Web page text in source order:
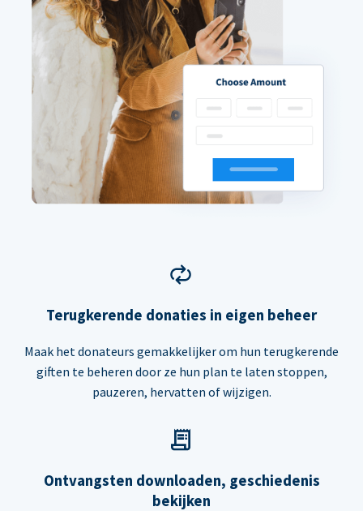
Terugkerende donaties in eigen beheer
Maak het donateurs gemakkelijker om hun terugkerende
giften te beheren door ze hun plan te laten stoppen,
pauzeren, hervatten of wijzigen.
Ontvangsten downloaden, geschiedenis
bekijken